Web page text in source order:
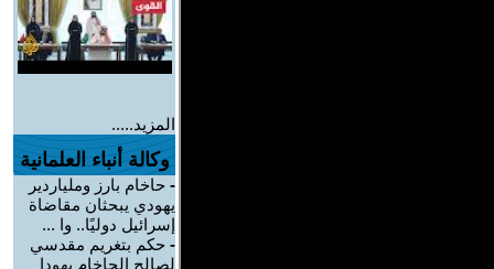
المزيد.....
وكالة أنباء العلمانية
- حاخام بارز وملياردير
يهودي يبحثان مقاضاة
إسرائيل دوليًا.. وا ...
- حكم بتغريم مقدسي
لصالح الحاخام يهودا